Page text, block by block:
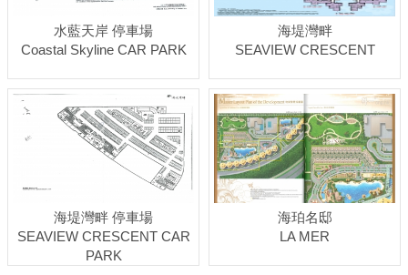
水藍天岸 停車場
Coastal Skyline CAR PARK
海堤灣畔
SEAVIEW CRESCENT
海堤灣畔 停車場
SEAVIEW CRESCENT CAR
PARK
海珀名邸
LA MER